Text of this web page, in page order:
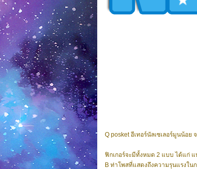
Q posket อีเทอร์นัลเซเลอร์มูนน้อย
ฟิกเกอร์จะมีทั้งหมด 2 แบบ ได้แก่ แ
B ท่าโพสที่แสดงถึงความรุนแรงใน